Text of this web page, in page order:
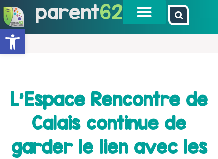
Ouvrir la barre d’outils
parent62
L'Espace Rencontre de
Calais continue de
garder le lien avec les